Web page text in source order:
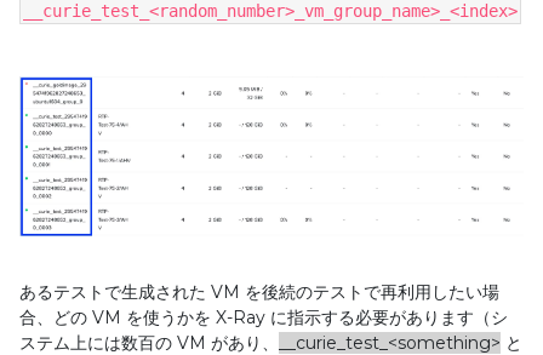
__curie_test_<random_number>_vm_group_name>_<index>
あるテストで生成された VM を後続のテストで再利用したい場
合、どの VM を使うかを X-Ray に指示する必要があります（シ
ステム上には数百の VM があり、 __curie_test_<something> と